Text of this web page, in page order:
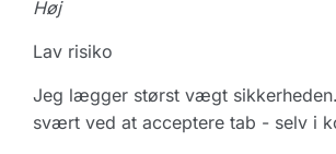
Høj
Lav risiko
Jeg lægger størst vægt
svært ved at acceptere tab - selv i